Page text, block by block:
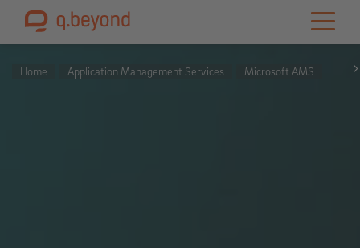
Home Application Management Services Microsoft AMS